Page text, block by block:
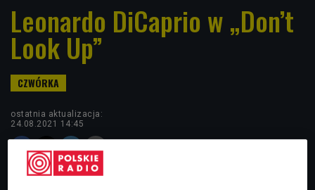
Leonardo DiCaprio w „Don’t
Look Up”
ostatnia aktualizacja:
24.08.2021 14:45